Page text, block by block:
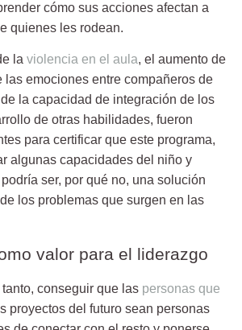
cómo sus acciones afectan a
quienes les rodean.
la violencia en el aula, el aumento de
las emociones entre compañeros de
la capacidad de integración de los
de otras habilidades, fueron
para certificar que este programa,
algunas capacidades del niño y
ser, por qué no, una solución
los problemas que surgen en las
valor para el liderazgo
conseguir que las personas que
proyectos del futuro sean personas